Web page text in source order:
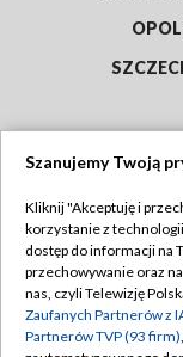
Abonament TVP
Emisja w TVP
Centrum
Szanujemy Twoją
Kliknij "Akceptuję i
korzystanie z
dostęp do informacji na
przechowywanie oraz
nas, czyli Telewizję
Zaufanych Partnerów z
Partnerów TVP (93 firm)